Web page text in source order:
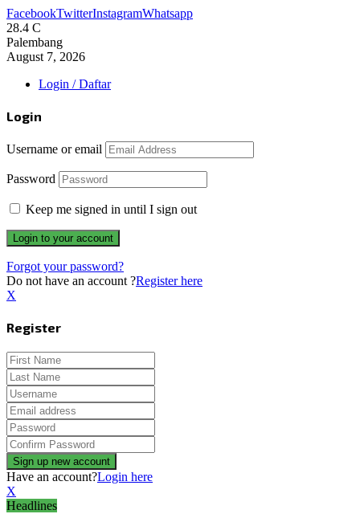
FacebookTwitterInstagramWhatsapp
28.4 C
Palembang
August 7, 2026
Login / Daftar
Login
Username or email
Password
Keep me signed in until I sign out
Forgot your password?
Do not have an account ?Register here
X
Register
Have an account?Login here
X
Headlines